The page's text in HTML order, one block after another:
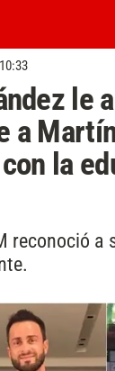
le
a
la
reconoció a